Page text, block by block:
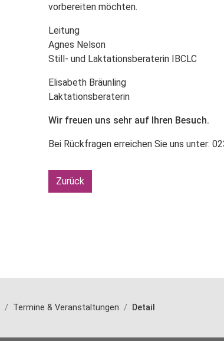
vorbereiten möchten.
Leitung
Agnes Nelson
Still- und Laktationsberaterin IBCLC
Elisabeth Bräunling
Laktationsberaterin
Wir freuen uns sehr auf Ihren Besuch.
Bei Rückfragen erreichen Sie uns unter:
Zurück
Termine & Veranstaltungen Detail